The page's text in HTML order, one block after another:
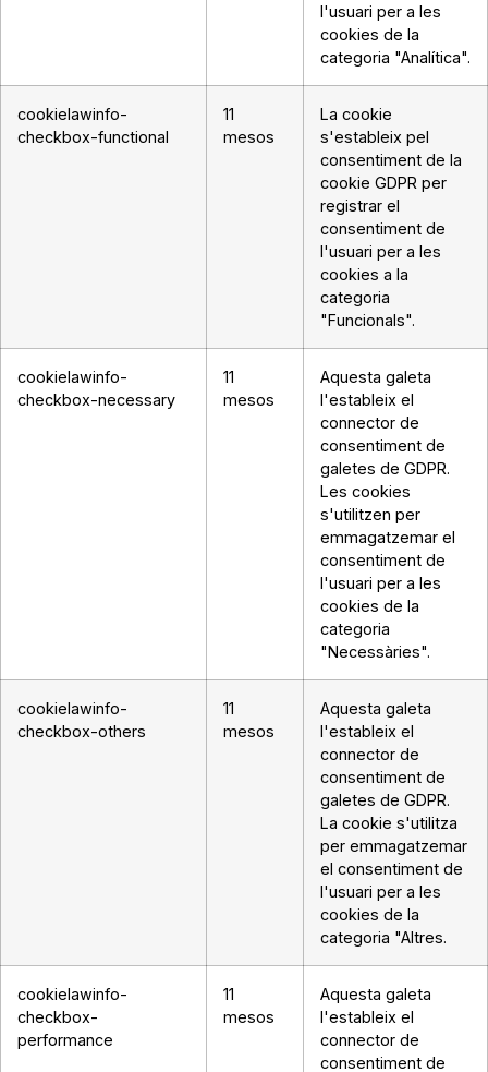
l'usuari per a les
cookies de la
categoria "Analítica".
cookielawinfo-
checkbox-functional
11
mesos
La cookie
s'estableix pel
consentiment de la
cookie GDPR per
registrar el
consentiment de
l'usuari per a les
cookies a la
categoria
"Funcionals".
cookielawinfo-
checkbox-necessary
11
mesos
Aquesta galeta
l'estableix el
connector de
consentiment de
galetes de GDPR.
Les cookies
s'utilitzen per
emmagatzemar el
consentiment de
l'usuari per a les
cookies de la
categoria
"Necessàries".
cookielawinfo-
checkbox-others
11
mesos
Aquesta galeta
l'estableix el
connector de
consentiment de
galetes de GDPR.
La cookie s'utilitza
per emmagatzemar
el consentiment de
l'usuari per a les
cookies de la
categoria "Altres.
cookielawinfo-
checkbox-
performance
11
mesos
Aquesta galeta
l'estableix el
connector de
consentiment de